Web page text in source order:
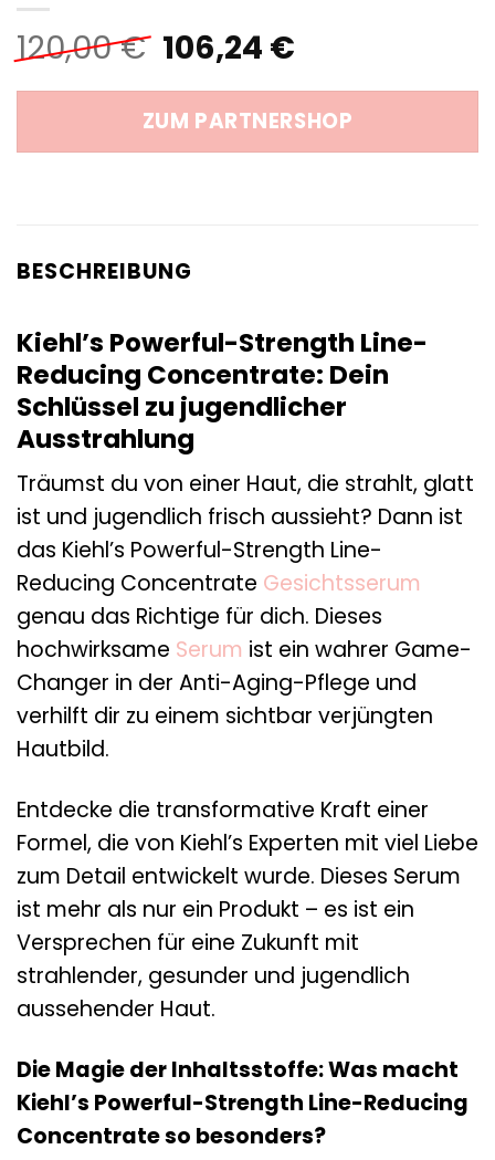
120,00€ Ursprünglicher
Preis
war:
120,00 €
106,24 €Aktueller
ist:
106,24 €.
ZUM PARTNERSHOP
BESCHREIBUNG
Kiehl’s Powerful-Strength Line-
Reducing Concentrate: Dein
Schlüssel zu jugendlicher
Ausstrahlung
Träumst du von einer Haut, die strahlt, glatt
ist und jugendlich frisch aussieht? Dann ist
das Kiehl’s Powerful-Strength Line-
Reducing Concentrate Gesichtsserum
genau das Richtige für dich. Dieses
hochwirksame Serum ist ein wahrer Game-
Changer in der Anti-Aging-Pflege und
verhilft dir zu einem sichtbar verjüngten
Hautbild.
Entdecke die transformative Kraft einer
Formel, die von Kiehl’s Experten mit viel Liebe
zum Detail entwickelt wurde. Dieses Serum
ist mehr als nur ein Produkt – es ist ein
Versprechen für eine Zukunft mit
strahlender, gesunder und jugendlich
aussehender Haut.
Die Magie der Inhaltsstoffe: Was macht
Kiehl’s Powerful-Strength Line-Reducing
Concentrate so besonders?